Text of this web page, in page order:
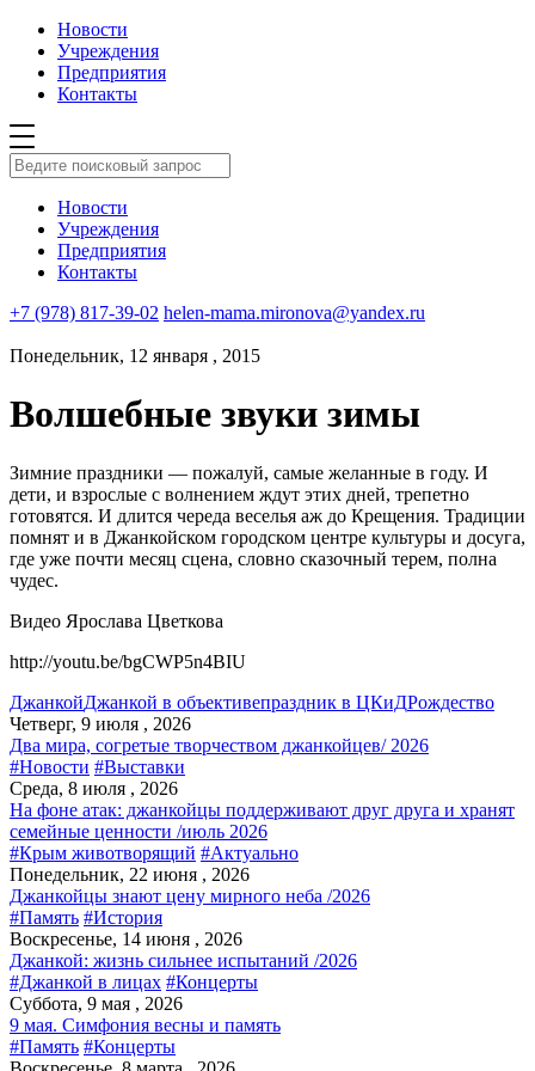
Новости
Учреждения
Предприятия
Контакты
Новости
Учреждения
Предприятия
Контакты
+7 (978) 817-39-02 helen-mama.mironova@yandex.ru
Понедельник, 12 января , 2015
Волшебные звуки зимы
Зимние праздники — пожалуй, самые желанные в году. И
дети, и взрослые с волнением ждут этих дней, трепетно
готовятся. И длится череда веселья аж до Крещения. Традиции
помнят и в Джанкойском городском центре культуры и досуга,
где уже почти месяц сцена, словно сказочный терем, полна
чудес.
Видео Ярослава Цветкова
http://youtu.be/bgCWP5n4BIU
ДжанкойДжанкой в объективепраздник в ЦКиДРождество
Четверг, 9 июля , 2026
Два мира, согретые творчеством джанкойцев/ 2026
#Новости #Выставки
Среда, 8 июля , 2026
На фоне атак: джанкойцы поддерживают друг друга и хранят
семейные ценности /июль 2026
#Крым животворящий #Актуально
Понедельник, 22 июня , 2026
Джанкойцы знают цену мирного неба /2026
#Память #История
Воскресенье, 14 июня , 2026
Джанкой: жизнь сильнее испытаний /2026
#Джанкой в лицах #Концерты
Суббота, 9 мая , 2026
9 мая. Симфония весны и память
#Память #Концерты